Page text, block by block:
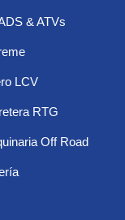
& ATVs
LCV
RTG
Off Road